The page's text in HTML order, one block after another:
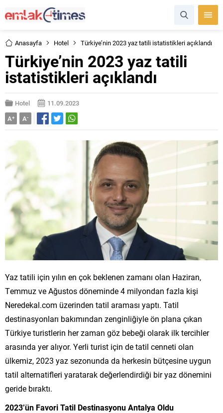
Anasayfa Hotel Türkiye’nin 2023 yaz tatili istatistikleri açıklandı
Türkiye’nin 2023 yaz tatili
istatistikleri açıklandı
Hotel
11.09.2023
A+ A-
Yaz tatili için yılın en çok beklenen zamanı olan Haziran,
Temmuz ve Ağustos döneminde 4 milyondan fazla kişi
Neredekal.com üzerinden tatil araması yaptı. Tatil
destinasyonları bakımından zenginliğiyle ön plana çıkan
Türkiye turistlerin her zaman göz bebeği olarak ilk tercihler
arasında yer alıyor. Yerli turist için de tatil cenneti olan
ülkemiz, 2023 yaz sezonunda da herkesin bütçesine uygun
tatil alternatifleri yaratarak değerlendirdiği bir yaz dönemini
geride bıraktı.
2023’ün Favori Tatil Destinasyonu Antalya Oldu